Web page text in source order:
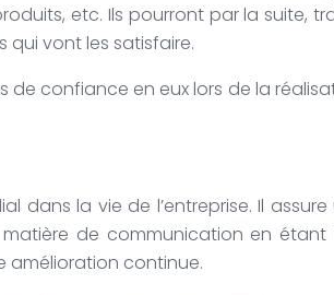
etc. Ils pourront par la suite,
qui vont les satisfaire.
de confiance en eux lors de la
dans la vie de l’entreprise. Il
de communication en
amélioration continue.